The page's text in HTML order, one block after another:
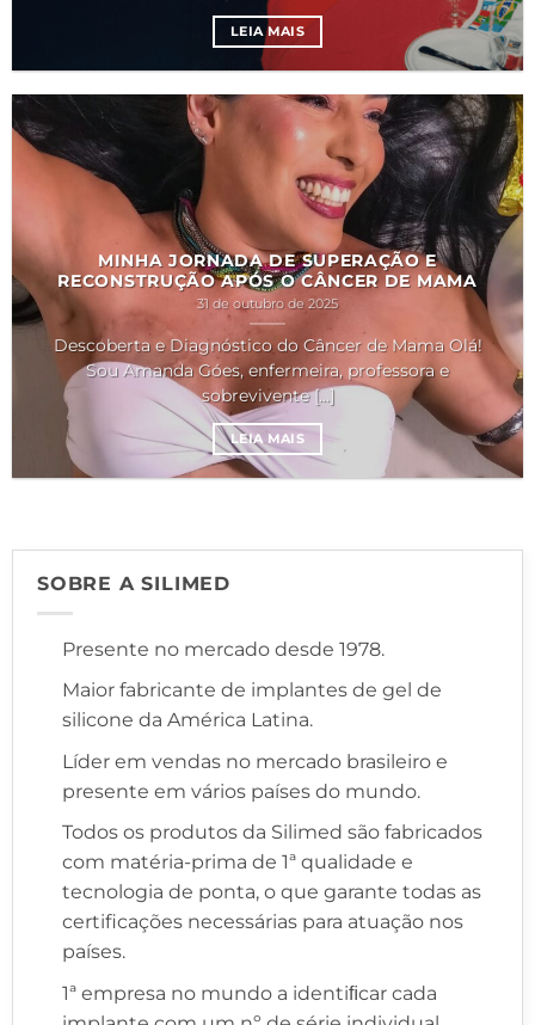
LEIA MAIS
MINHA JORNADA DE SUPERAÇÃO E
RECONSTRUÇÃO APÓS O CÂNCER DE MAMA
31 de outubro de 2025
Descoberta e Diagnóstico do Câncer de Mama Olá!
Sou Amanda Góes, enfermeira, professora e
sobrevivente [...]
LEIA MAIS
SOBRE A SILIMED
Presente no mercado desde 1978.
Maior fabricante de implantes de gel de
silicone da América Latina.
Líder em vendas no mercado brasileiro e
presente em vários países do mundo.
Todos os produtos da Silimed são fabricados
com matéria-prima de 1ª qualidade e
tecnologia de ponta, o que garante todas as
certificações necessárias para atuação nos
países.
1ª empresa no mundo a identiﬁcar cada